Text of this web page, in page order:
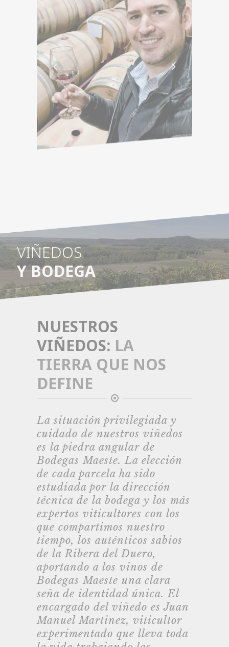
VIÑEDOS
Y BODEGA
NUESTROS
VIÑEDOS: LA
TIERRA QUE NOS
DEFINE
La situación privilegiada y
cuidado de nuestros viñedos
es la piedra angular de
Bodegas Maeste. La elección
de cada parcela ha sido
estudiada por la dirección
técnica de la bodega y los más
expertos viticultores con los
que compartimos nuestro
tiempo, los auténticos sabios
de la Ribera del Duero,
aportando a los vinos de
Bodegas Maeste una clara
seña de identidad única. El
encargado del viñedo es Juan
Manuel Martinez, viticultor
experimentado que lleva toda